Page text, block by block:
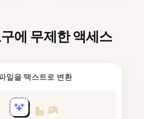
에 무제한 액세스
일을 텍스트로 변환